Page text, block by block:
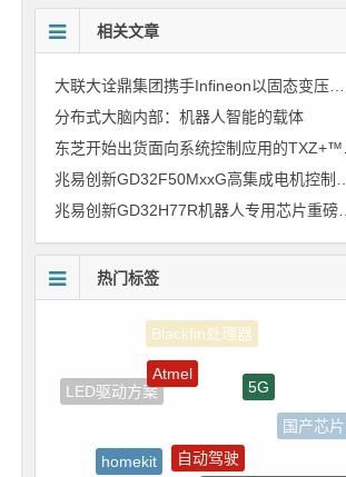
相关文章
大联大诠鼎集团携手Infineon以固态变压器重构配电效率新标杆
分布式大脑内部：机器人智能的载体
兆易创新GD32H77R机器人专用芯片重磅亮相，精准赋能伺服驱动与关节控制
热门标签
LED驱动方案
Atmel
国产芯片
树莓派-Raspberry Pi